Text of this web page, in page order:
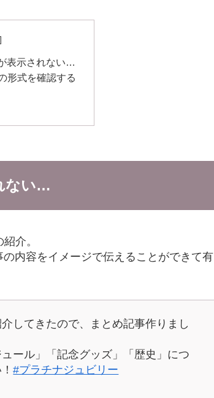
表示されない…
形式を確認する
ない…
介。
内容をイメージで伝えることができて有
してきたので、まとめ記事作りまし
ール」「記念グッズ」「歴史」につ
#プラチナジュビリー